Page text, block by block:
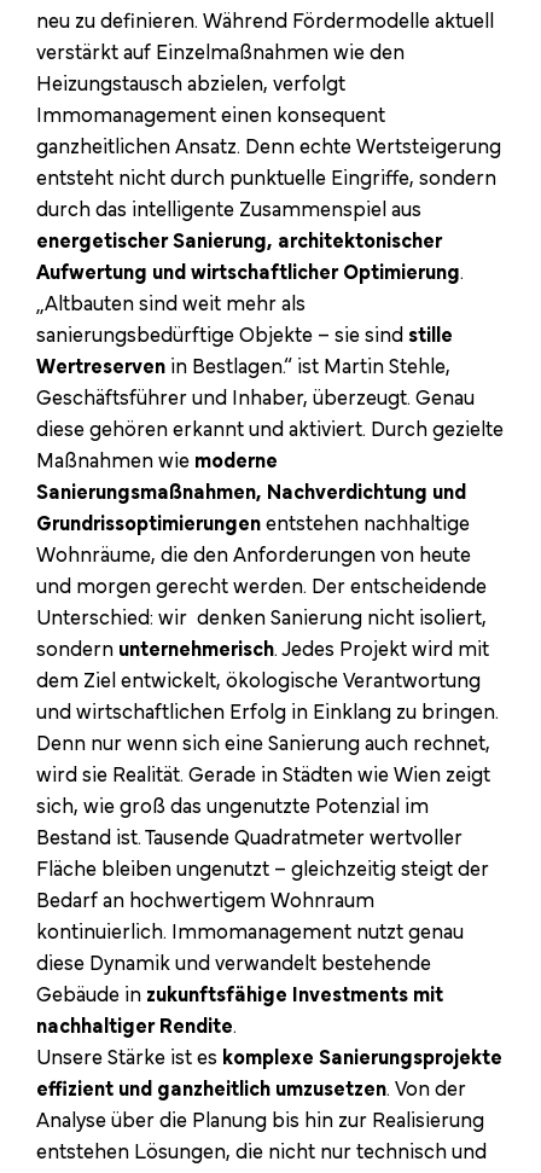
neu zu definieren. Während Fördermodelle aktuell
verstärkt auf Einzelmaßnahmen wie den
Heizungstausch abzielen, verfolgt
Immomanagement einen konsequent
ganzheitlichen Ansatz. Denn echte Wertsteigerung
entsteht nicht durch punktuelle Eingriffe, sondern
durch das intelligente Zusammenspiel aus
energetischer Sanierung, architektonischer
Aufwertung und wirtschaftlicher Optimierung.
„Altbauten sind weit mehr als
sanierungsbedürftige Objekte – sie sindstille
Wertreserven in Bestlagen.“ ist Martin Stehle,
Geschäftsführer und Inhaber, überzeugt. Genau
diese gehören erkannt und aktiviert. Durch gezielte
Maßnahmen wie moderne
Sanierungsmaßnahmen, Nachverdichtung und
Grundrissoptimierungenentstehen nachhaltige
Wohnräume, die den Anforderungen von heute
und morgen gerecht werden. Der entscheidende
Unterschied: wir denken Sanierung nicht isoliert,
sondern unternehmerisch. Jedes Projekt wird mit
dem Ziel entwickelt, ökologische Verantwortung
und wirtschaftlichen Erfolg in Einklang zu bringen.
Denn nur wenn sich eine Sanierung auch rechnet,
wird sie Realität. Gerade in Städten wie Wien zeigt
sich, wie groß das ungenutzte Potenzial im
Bestand ist. Tausende Quadratmeter wertvoller
Fläche bleiben ungenutzt – gleichzeitig steigt der
Bedarf an hochwertigem Wohnraum
kontinuierlich. Immomanagement nutzt genau
diese Dynamik und verwandelt bestehende
Gebäude in zukunftsfähige Investments mit
nachhaltiger Rendite.
Unsere Stärke ist es komplexe Sanierungsprojekte
effizient und ganzheitlich umzusetzen. Von der
Analyse über die Planung bis hin zur Realisierung
entstehen Lösungen, die nicht nur technisch und